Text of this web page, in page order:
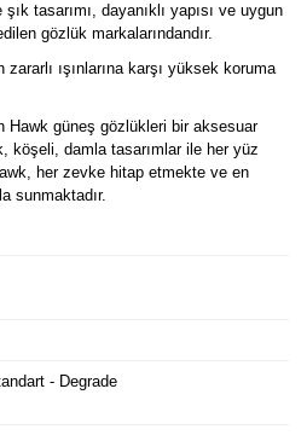
tasarımı, dayanıklı yapısı ve uygun
gözlük markalarındandır.
ışınlarına karşı yüksek koruma
Hawk güneş gözlükleri bir aksesuar
köşeli, damla tasarımlar ile her yüz
her zevke hitap etmekte ve en
sunmaktadır.
- Degrade